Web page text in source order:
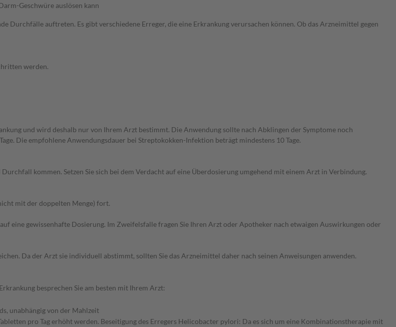
Geschwüre auslösen kann
Durchfälle auftreten. Es gibt verschiedene Erreger, die eine Erkrankung verursachen können. Ob das Arzneimittel gegen
werden.
und wird deshalb nur von Ihrem Arzt bestimmt. Die Anwendung sollte nach Abklingen der Symptome noch
Die empfohlene Anwendungsdauer bei Streptokokken-Infektion beträgt mindestens 10 Tage.
kommen. Setzen Sie sich bei dem Verdacht auf eine Überdosierung umgehend mit einem Arzt in Verbindung.
mit der doppelten Menge) fort.
eine gewissenhafte Dosierung. Im Zweifelsfalle fragen Sie Ihren Arzt oder Apotheker nach etwaigen Auswirkungen oder
Da der Arzt sie individuell abstimmt, sollten Sie das Arzneimittel daher nach seinen Anweisungen anwenden.
besprechen Sie am besten mit Ihrem Arzt:
unabhängig von der Mahlzeit
pro Tag erhöht werden. Beseitigung des Erregers Helicobacter pylori: Da es sich um eine Kombinationstherapie mit